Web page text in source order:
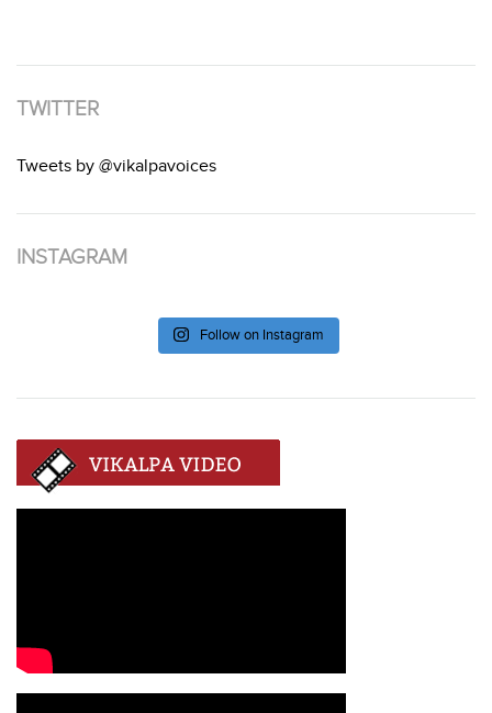
TWITTER
Tweets by @vikalpavoices
INSTAGRAM
Follow on Instagram